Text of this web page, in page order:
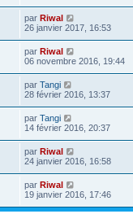
par Riwal
26 janvier 2017, 16:53
par Riwal
06 novembre 2016, 19:44
par Tangi
28 février 2016, 13:37
par Tangi
14 février 2016, 20:37
par Riwal
24 janvier 2016, 16:58
par Riwal
19 janvier 2016, 17:46